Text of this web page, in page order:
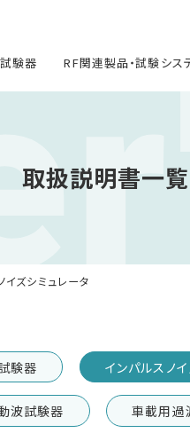
験器 RF関連製品・試験シス
取扱説明書一
イズシミュレータ
験器 インパルスノ
波試験器 車載用過